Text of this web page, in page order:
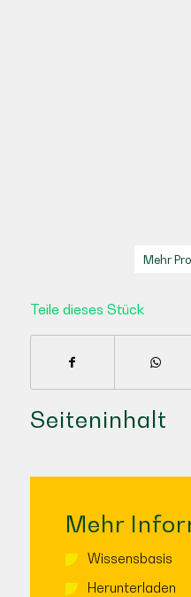
Mehr
Teile dieses Stück
Seiteninhalt
Mehr
Wissensbasis
Herunterladen